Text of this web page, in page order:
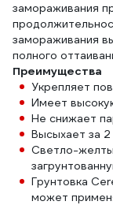
замораживания
замораживания
полного
Преимущества
Укрепляет
Имеет
Не снижает
Высыхает за 2
Светло-
Грунтовка
может